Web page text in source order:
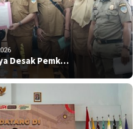
Desak Pemk…